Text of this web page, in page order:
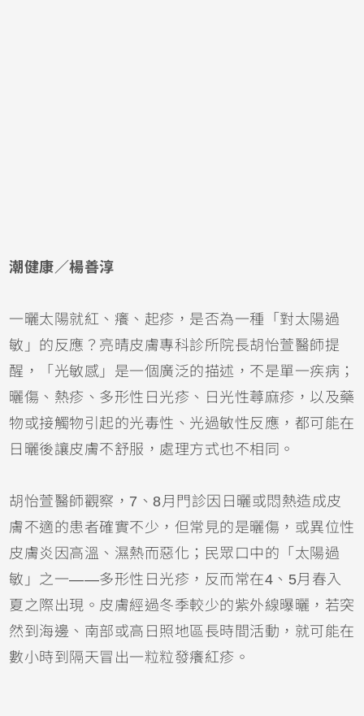
潮健康／楊善淳
一曬太陽就紅、癢、起疹，是否為一種「對太陽過
敏」的反應？亮晴皮膚專科診所院長胡怡萱醫師提
醒，「光敏感」是一個廣泛的描述，不是單一疾病；
曬傷 、熱疹、多形性日光疹、日光性蕁麻疹 ，以及藥
物或接觸物引起的光毒性、光過敏性反應，都可能在
日曬後讓皮膚不舒服，處理方式也不相同。
胡怡萱醫師觀察，7、8月門診因日曬或悶熱造成皮
膚不適的患者確實不少，但常見的是曬傷，或異位性
皮膚炎 因高溫、濕熱而惡化；民眾口中的「太陽過
敏」之一——多形性日光疹，反而常在4、5月春入
夏之際出現。皮膚經過冬季較少的紫外線曝曬，若突
然到海邊、南部或高日照地區長時間活動，就可能在
數小時到隔天冒出一粒粒發癢紅疹。